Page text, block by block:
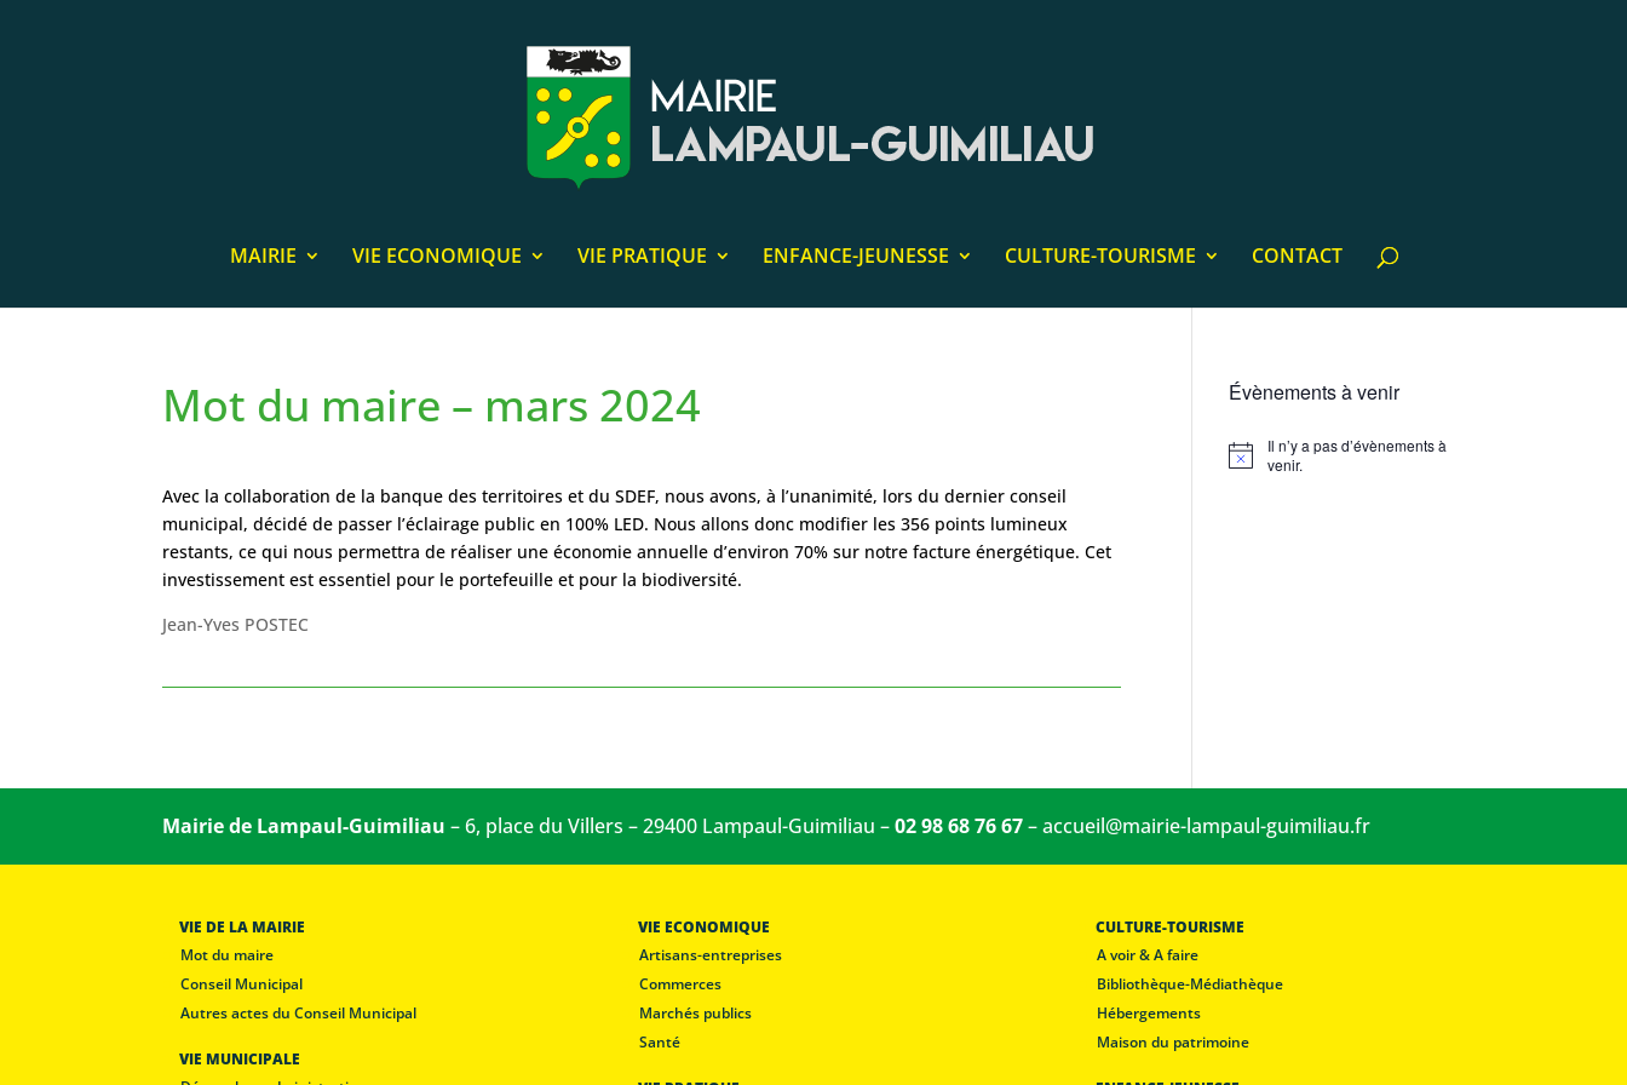
MAIRIE VIE ECONOMIQUE VIE PRATIQUE ENFANCE-JEUNESSE CULTURE-TOURISME CONTACT
Mot du maire – mars 2024
Avec la collaboration de la banque des territoires et du SDEF, nous avons, à l’unanimité, lors du dernier conseil
municipal, décidé de passer l’éclairage public en 100% LED. Nous allons donc modifier les 356 points lumineux
restants, ce qui nous permettra de réaliser une économie annuelle d’environ 70% sur notre facture énergétique. Cet
investissement est essentiel pour le portefeuille et pour la biodiversité.
Jean-Yves POSTEC
Évènements à venir
Notice
Il n’y a pas d’évènements à
venir.
Mairie de Lampaul-Guimiliau – 6, place du Villers – 29400 Lampaul-Guimiliau –02 98 68 76 67–accueil@mairie-lampaul-guimiliau.fr
VIE DE LA MAIRIE
Mot du maire
Conseil Municipal
Autres actes du Conseil Municipal
VIE MUNICIPALE
VIE ECONOMIQUE
Artisans-entreprises
Commerces
Marchés publics
Santé
CULTURE-TOURISME
A voir & A faire
Bibliothèque-Médiathèque
Hébergements
Maison du patrimoine